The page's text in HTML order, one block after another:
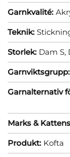
Garnkvalité:
Teknik:
Storlek: Dam S,
Garnviktsgrupp:
Garnalternativ
Marks &
Produkt: Kofta